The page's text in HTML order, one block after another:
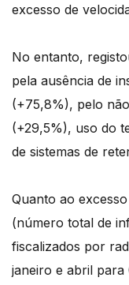
excesso de
No entanto,
pela ausência de
(+75,8%), pelo
(+29,5%), uso do
de sistemas de
Quanto ao
(número total de
fiscalizados por
janeiro e abril